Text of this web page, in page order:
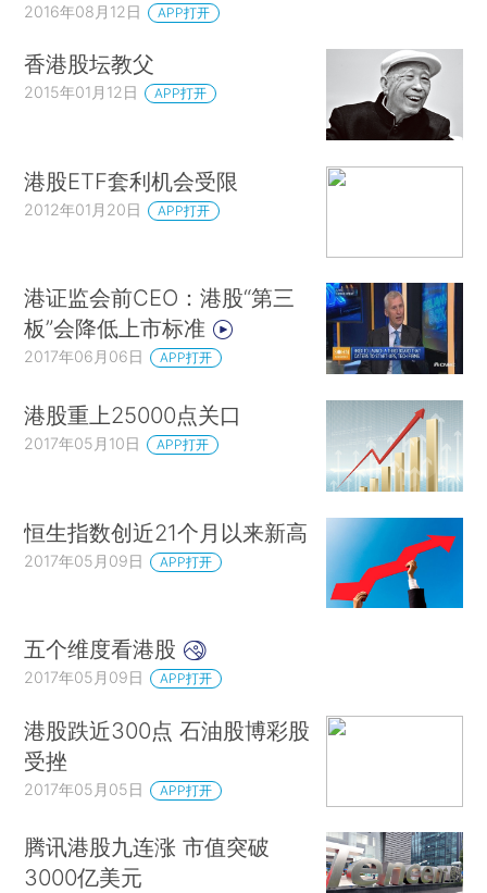
2016年08月12日 APP打开
香港股坛教父
2015年01月12日 APP打开
港股ETF套利机会受限
2012年01月20日 APP打开
港证监会前CEO：港股“第三
板”会降低上市标准
2017年06月06日 APP打开
港股重上25000点关口
2017年05月10日 APP打开
恒生指数创近21个月以来新高
2017年05月09日 APP打开
五个维度看港股
2017年05月09日 APP打开
港股跌近300点 石油股博彩股
受挫
2017年05月05日 APP打开
腾讯港股九连涨 市值突破
3000亿美元